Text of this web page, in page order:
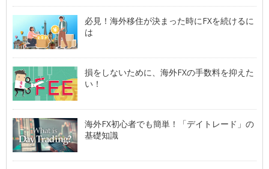
必見！海外移住が決まった時にFXを続けるに
は
損をしないために、海外FXの手数料を抑えた
い！
海外FX初心者でも簡単！「デイトレード」の
基礎知識